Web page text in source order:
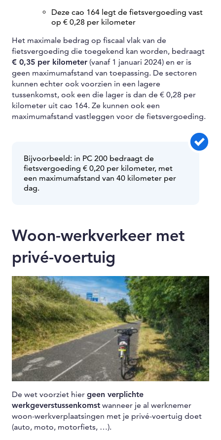
Deze cao 164 legt de fietsvergoeding vast
op € 0,28 per kilometer
Het maximale bedrag op fiscaal vlak van de
fietsvergoeding die toegekend kan worden, bedraagt
€ 0,35 per kilometer (vanaf 1 januari 2024) en er is
geen maximumafstand van toepassing. De sectoren
kunnen echter ook voorzien in een lagere
tussenkomst, ook een die lager is dan de € 0,28 per
kilometer uit cao 164. Ze kunnen ook een
maximumafstand vastleggen voor de fietsvergoeding.
Bijvoorbeeld: in PC 200 bedraagt de
fietsvergoeding € 0,20 per kilometer, met
een maximumafstand van 40 kilometer per
dag.
Woon-werkverkeer met
privé-voertuig
De wet voorziet hier geen verplichte
werkgeverstussenkomst wanneer je al werknemer
woon-werkverplaatsingen met je privé-voertuig doet
(auto, moto, motorfiets, …).